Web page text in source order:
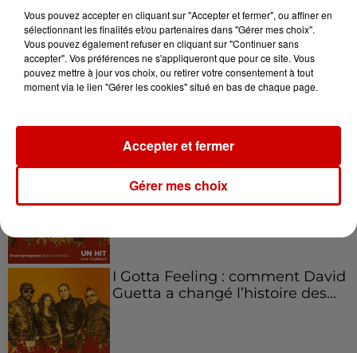
Aménager un school bus au
Canada et accueillir les bleus à
Born in the U.S.A - Bruce
Springsteen : la chanson que
l’Amérique...
I Gotta Feeling : comment David
Guetta a changé l’histoire des...
Vous pouvez accepter en cliquant sur "Accepter et fermer", ou affiner en
sélectionnant les finalités et/ou partenaires dans "Gérer mes choix".
Vous pouvez également refuser en cliquant sur "Continuer sans
accepter". Vos préférences ne s'appliqueront que pour ce site. Vous
pouvez mettre à jour vos choix, ou retirer votre consentement à tout
moment via le lien "Gérer les cookies" situé en bas de chaque page.
Gérer mes choix
Accepter et fermer